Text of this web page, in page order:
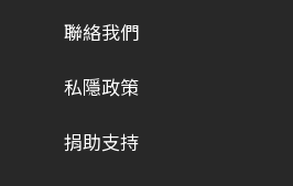
聯絡我們
私隱政策
捐助支持